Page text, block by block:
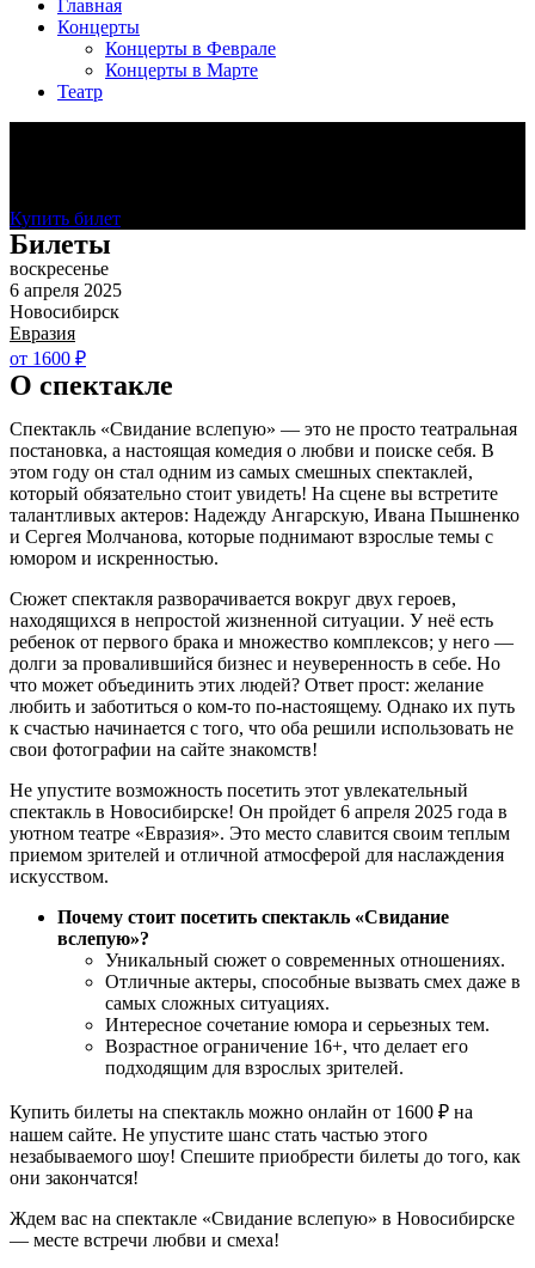
Главная
Концерты
Концерты в Феврале
Концерты в Марте
Театр
Купить билет
Билеты
воскресенье
6 апреля 2025
Новосибирск
Евразия
от 1600 ₽
О спектакле
Спектакль «Свидание вслепую» — это не просто театральная
постановка, а настоящая комедия о любви и поиске себя. В
этом году он стал одним из самых смешных спектаклей,
который обязательно стоит увидеть! На сцене вы встретите
талантливых актеров: Надежду Ангарскую, Ивана Пышненко
и Сергея Молчанова, которые поднимают взрослые темы с
юмором и искренностью.
Сюжет спектакля разворачивается вокруг двух героев,
находящихся в непростой жизненной ситуации. У неё есть
ребенок от первого брака и множество комплексов; у него —
долги за провалившийся бизнес и неуверенность в себе. Но
что может объединить этих людей? Ответ прост: желание
любить и заботиться о ком-то по-настоящему. Однако их путь
к счастью начинается с того, что оба решили использовать не
свои фотографии на сайте знакомств!
Не упустите возможность посетить этот увлекательный
спектакль в Новосибирске! Он пройдет 6 апреля 2025 года в
уютном театре «Евразия». Это место славится своим теплым
приемом зрителей и отличной атмосферой для наслаждения
искусством.
Почему стоит посетить спектакль «Свидание
вслепую»?
Уникальный сюжет о современных отношениях.
Отличные актеры, способные вызвать смех даже в
самых сложных ситуациях.
Интересное сочетание юмора и серьезных тем.
Возрастное ограничение 16+, что делает его
подходящим для взрослых зрителей.
Купить билеты на спектакль можно онлайн от 1600 ₽ на
нашем сайте. Не упустите шанс стать частью этого
незабываемого шоу! Спешите приобрести билеты до того, как
они закончатся!
Ждем вас на спектакле «Свидание вслепую» в Новосибирске
— месте встречи любви и смеха!